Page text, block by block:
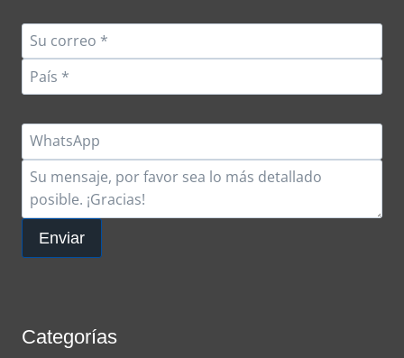
Enviar
Categorías